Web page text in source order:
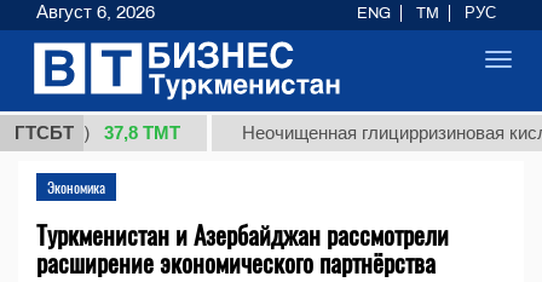
ГТСБТ
37,8 ТМТ Неочищенная глицирризиновая кислота
Экономика
Туркменистан и Азербайджан рассмотрели
расширение экономического партнёрства
Август 6, 2026 ENG TM РУС